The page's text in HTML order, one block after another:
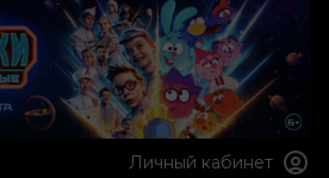
Личный кабинет